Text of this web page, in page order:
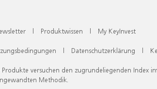
| Produktwissen | My KeyInvest
| Datenschutzerklärung |
versuchen den zugrundeliegenden Index
Methodik.